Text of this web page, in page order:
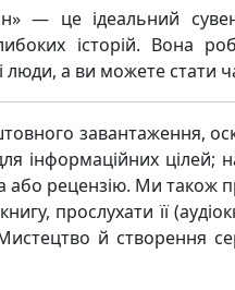
— це ідеальний
історій. Вона
люди, а ви можете стати
завантаження,
інформаційних цілей;
або рецензію. Ми також
прослухати її
й створення